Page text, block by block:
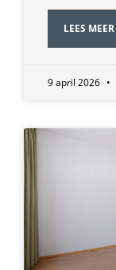
LEES
9 april 2026